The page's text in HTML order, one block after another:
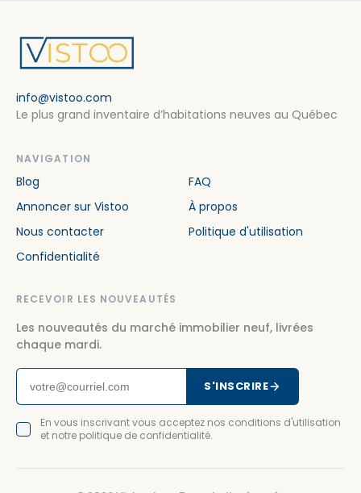
info@vistoo.com
Le plus grand inventaire d’habitations neuves au Québec
NAVIGATION
Blog
FAQ
Annoncer sur Vistoo
À propos
Nous contacter
Politique d'utilisation
Confidentialité
RECEVOIR LES NOUVEAUTÉS
Les nouveautés du marché immobilier neuf, livrées
chaque mardi.
S'INSCRIRE
En vous inscrivant vous acceptez nos conditions d'utilisation
et notre politique de confidentialité.